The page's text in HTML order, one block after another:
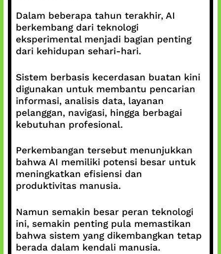
Dalam beberapa tahun terakhir, AI
berkembang dari teknologi
eksperimental menjadi bagian penting
dari kehidupan sehari-hari.
Sistem berbasis kecerdasan buatan kini
digunakan untuk membantu pencarian
informasi, analisis data, layanan
pelanggan, navigasi, hingga berbagai
kebutuhan profesional.
Perkembangan tersebut menunjukkan
bahwa AI memiliki potensi besar untuk
meningkatkan efisiensi dan
produktivitas manusia.
Namun semakin besar peran teknologi
ini, semakin penting pula memastikan
bahwa sistem yang dikembangkan tetap
berada dalam kendali manusia.